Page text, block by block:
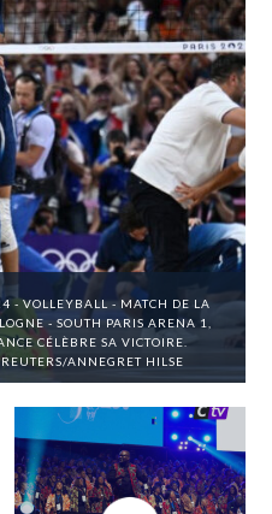
- VOLLEYBALL - MATCH DE LA
- SOUTH PARIS ARENA 1,
CÉLÈBRE SA VICTOIRE.
ANNEGRET HILSE